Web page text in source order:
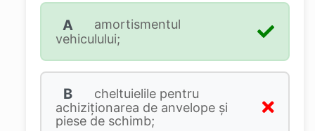
A
amortismentul
vehiculului;
B
cheltuielile pentru
achiziţionarea de anvelope şi
piese de schimb;